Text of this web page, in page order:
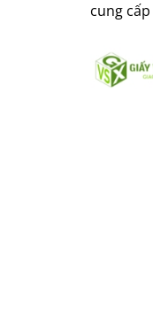
cung